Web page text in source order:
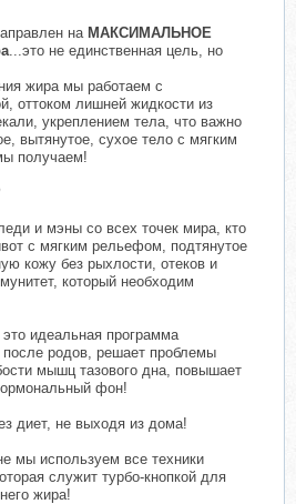
на МАКСИМАЛЬНОЕ
...это не единственная цель, но
жира мы работаем с
оттоком лишней жидкости из
укреплением тела, что важно
вытянутое, сухое тело с мягким
получаем!
и мэны со всех точек мира, кто
с мягким рельефом, подтянутое
кожу без рыхлости, отеков и
который необходим
идеальная программа
родов, решает проблемы
мышц тазового дна, повышает
фон!
диет, не выходя из дома!
мы используем все техники
служит турбо-кнопкой для
жира!